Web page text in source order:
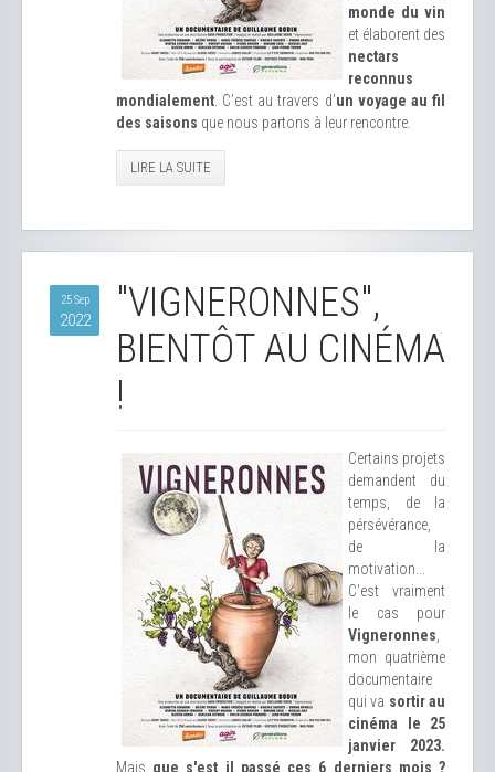
monde du vin
et élaborent des
nectars
reconnus
mondialement . C’est au travers d’un voyage au fil
des saisons que nous partons à leur rencontre.
LIRE LA SUITE
25 Sep
2022
"VIGNERONNES",
BIENTÔT AU CINÉMA
!
Certains projets
demandent du
temps, de la
pérsévérance,
de la
motivation...
C'est vraiment
le cas pour
Vigneronnes
mon quatrième
documentaire
qui va sortir au
cinéma le 25
janvier 2023.
Mais que s'est il passé ces 6 derniers mois ?